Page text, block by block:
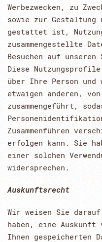
Werbezwecken, zu
sowie zur Gestaltung
gestattet ist,
zusammengestellte
Besuchen auf
Diese
über Ihre Person und
etwaigen anderen,
zusammengeführt,
Zusammenführen
erfolgen kann. Sie
einer solchen
widersprechen.
Auskunftsrecht
Wir weisen Sie
haben, eine Auskunft
Ihnen gespeicherten